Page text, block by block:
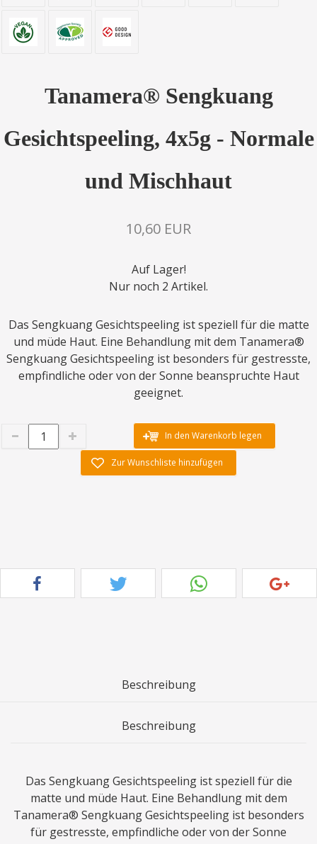
Tanamera® Sengkuang
Gesichtspeeling, 4x5g - Normale
und Mischhaut
10,60 EUR
Auf Lager!
Nur noch 2 Artikel.
Das Sengkuang Gesichtspeeling ist speziell für die matte
und müde Haut. Eine Behandlung mit dem Tanamera®
Sengkuang Gesichtspeeling ist besonders für gestresste,
empfindliche oder von der Sonne beanspruchte Haut
geeignet.
In den Warenkorb legen
Zur Wunschliste hinzufügen
Beschreibung
Beschreibung
Das Sengkuang Gesichtspeeling ist speziell für die
matte und müde Haut. Eine Behandlung mit dem
Tanamera® Sengkuang Gesichtspeeling ist besonders
für gestresste, empfindliche oder von der Sonne